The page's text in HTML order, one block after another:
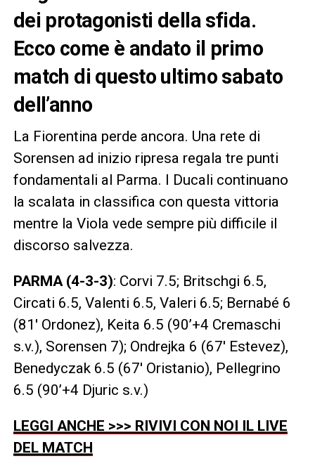
dei protagonisti della sfida.
Ecco come è andato il primo
match di questo ultimo sabato
dell’anno
La Fiorentina perde ancora. Una rete di
Sorensen ad inizio ripresa regala tre punti
fondamentali al Parma. I Ducali continuano
la scalata in classifica con questa vittoria
mentre la Viola vede sempre più difficile il
discorso salvezza.
PARMA (4-3-3): Corvi 7.5; Britschgi 6.5,
Circati 6.5, Valenti 6.5, Valeri 6.5; Bernabé 6
(81′ Ordonez), Keita 6.5 (90’+4 Cremaschi
s.v.), Sorensen 7); Ondrejka 6 (67′ Estevez),
Benedyczak 6.5 (67′ Oristanio), Pellegrino
6.5 (90’+4 Djuric s.v.)
LEGGI ANCHE >>> RIVIVI CON NOI IL LIVE
DEL MATCH